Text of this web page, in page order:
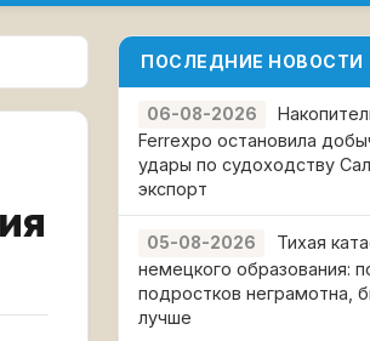
ПОСЛЕДНИЕ НОВОСТИ
06-08-2026
Ferrexpo остановила
удары по судоходству
экспорт
05-08-2026
Тихая
немецкого образования:
подростков неграмотна,
лучше